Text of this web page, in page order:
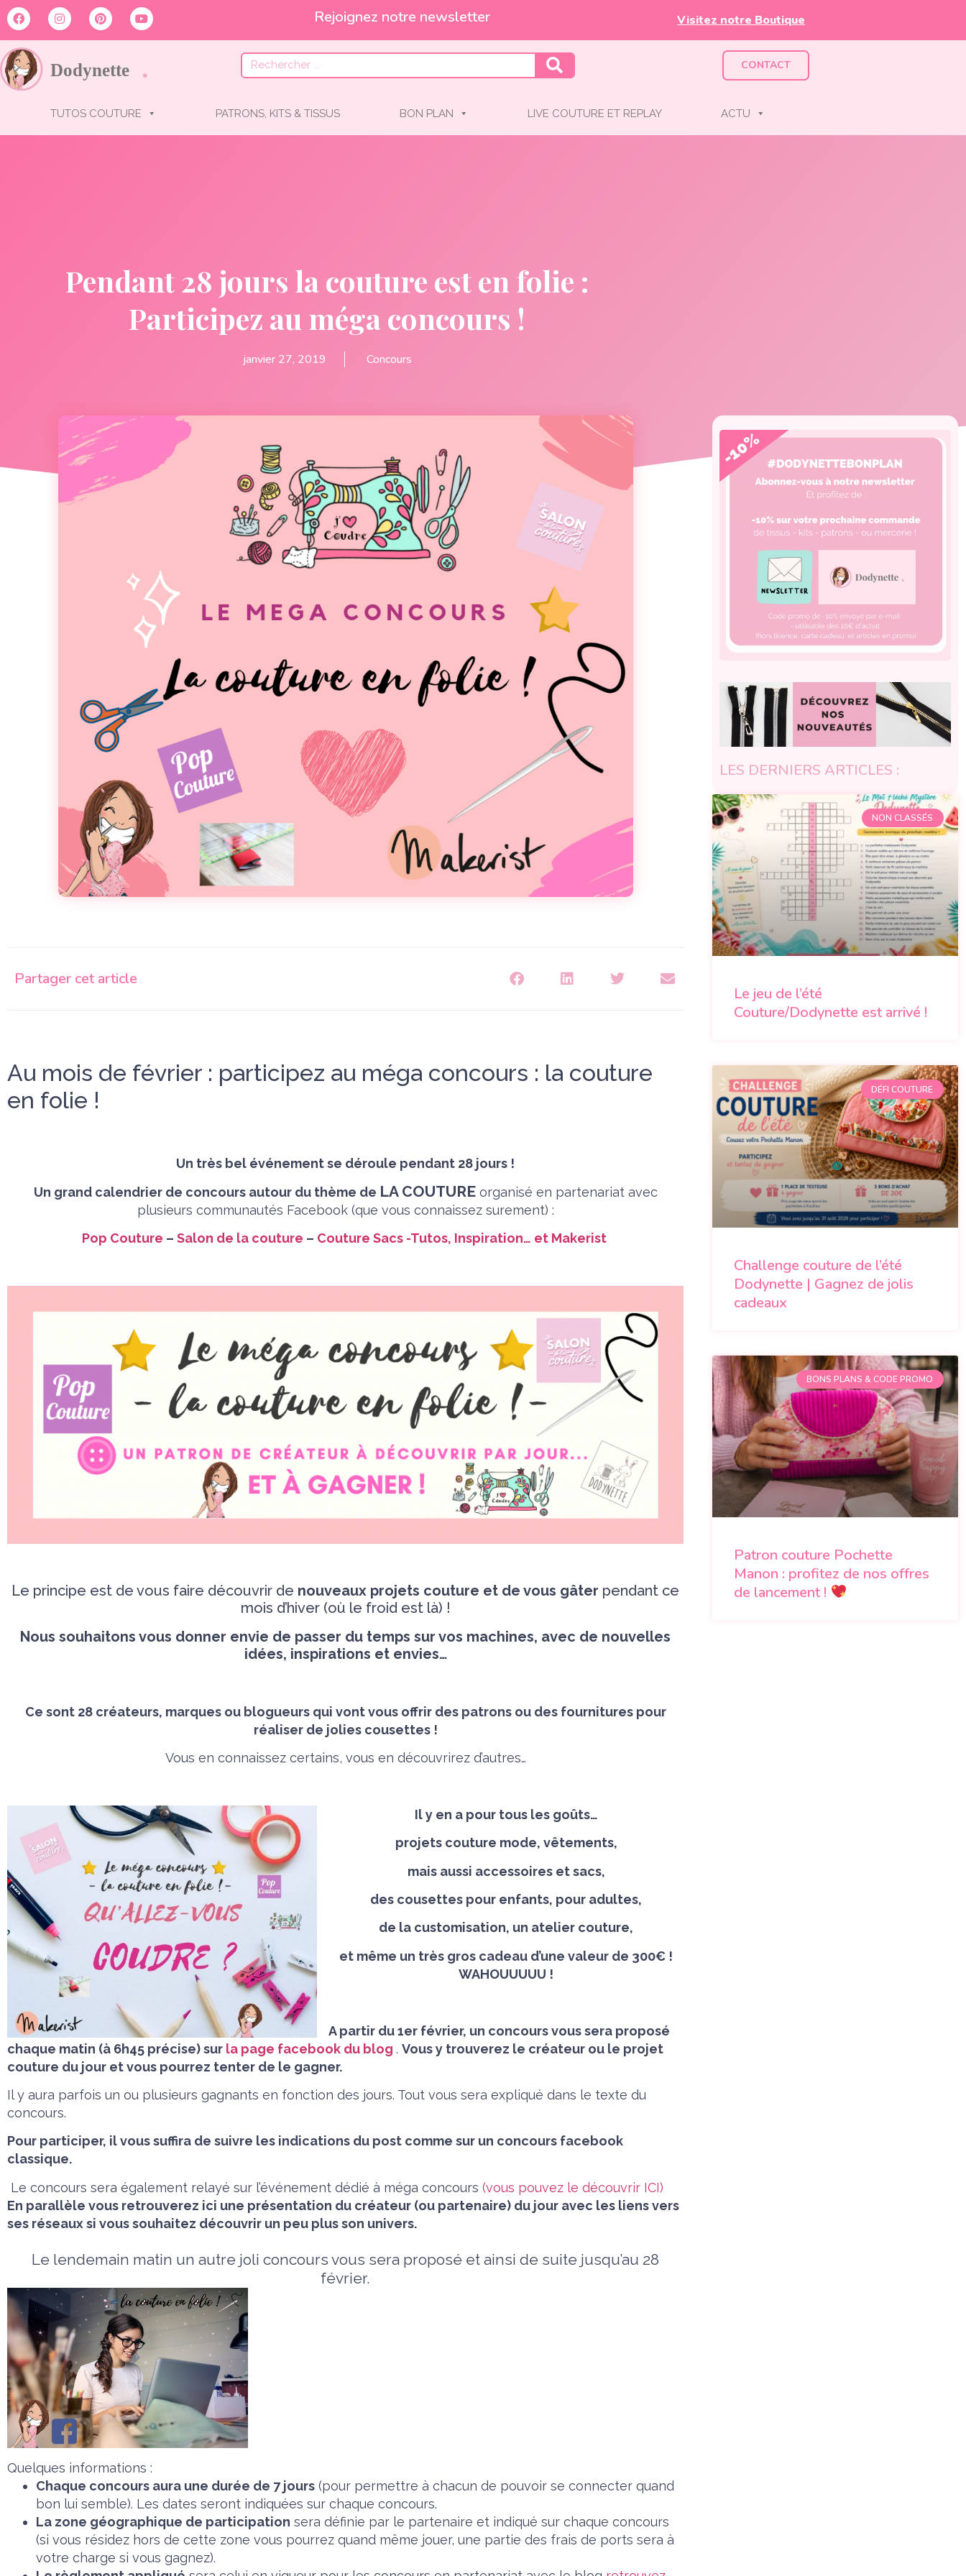
Et profitez de -10% ! Visitez notre Boutique
CONTACT
TUTOS COUTURE PATRONS, KITS & TISSUS BON PLAN LIVE COUTURE ET REPLAY ACTU
Pendant 28 jours la couture est en folie :
Participez au méga concours !
janvier 27, 2019 Concours
Partager cet article
Au mois de février : participez au méga concours : la couture
en folie !
Un très bel événement se déroule pendant 28 jours !
Un grand calendrier de concours autour du thème de LA COUTUREorganisé en partenariat avec
plusieurs communautés Facebook (que vous connaissez surement) :
Pop Couture – Salon de la couture – Couture Sacs -Tutos, Inspiration… et Makerist
Le principe est de vous faire découvrir de nouveaux projets couture et de vous gâter pendant ce
mois d’hiver (où le froid est là) !
Nous souhaitons vous donner envie de passer du temps sur vos machines, avec de nouvelles
idées, inspirations et envies…
Ce sont 28 créateurs, marques ou blogueurs qui vont vous offrir des patrons ou des fournitures pour
réaliser de jolies cousettes !
Vous en connaissez certains, vous en découvrirez d’autres…
Il y en a pour tous les goûts…
projets couture mode, vêtements,
mais aussi accessoires et sacs,
des cousettes pour enfants, pour adultes,
de la customisation, un atelier couture,
et même un très gros cadeau d’une valeur de 300€ !
WAHOUUUUU !
A partir du 1er février, un concours vous sera proposé
chaque matin (à 6h45 précise) sur la page facebook du blog . Vous y trouverez le créateur ou le projet
couture du jour et vous pourrez tenter de le gagner.
Il y aura parfois un ou plusieurs gagnants en fonction des jours. Tout vous sera expliqué dans le texte du
concours.
Pour participer, il vous suffira de suivre les indications du post comme sur un concours facebook
classique.
Le concours sera également relayé sur l’événement dédié à méga concours (vous pouvez le découvrir ICI)
En parallèle vous retrouverez ici une présentation du créateur (ou partenaire) du jour avec les liens vers
ses réseaux si vous souhaitez découvrir un peu plus son univers.
Le lendemain matin un autre joli concours vous sera proposé et ainsi de suite jusqu’au 28
février.
Quelques informations :
Chaque concours aura une durée de 7 jours (pour permettre à chacun de pouvoir se connecter quand
bon lui semble). Les dates seront indiquées sur chaque concours.
La zone géographique de participation sera définie par le partenaire et indiqué sur chaque concours
(si vous résidez hors de cette zone vous pourrez quand même jouer, une partie des frais de ports sera à
votre charge si vous gagnez).
LES DERNIERS ARTICLES :
NON CLASSÉS
Le jeu de l’été
Couture/Dodynette est arrivé !
DÉFI COUTURE
Challenge couture de l’été
Dodynette | Gagnez de jolis
cadeaux
BONS PLANS & CODE PROMO
Patron couture Pochette
Manon : profitez de nos offres
de lancement !